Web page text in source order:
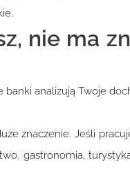
nie ma
analizują Twoje
znaczenie. Jeśli
gastronomia,